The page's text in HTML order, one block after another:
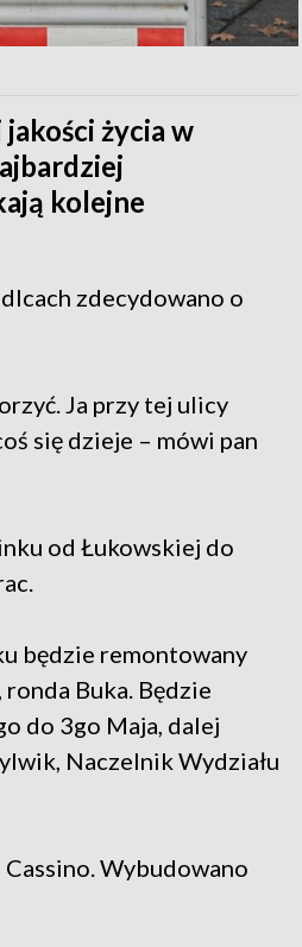
życia w
kolejne
zdecydowano o
Ja przy tej ulicy
się dzieje – mówi pan
od Łukowskiej do
będzie remontowany
Buka. Będzie
do 3go Maja, dalej
Naczelnik Wydziału
Wybudowano